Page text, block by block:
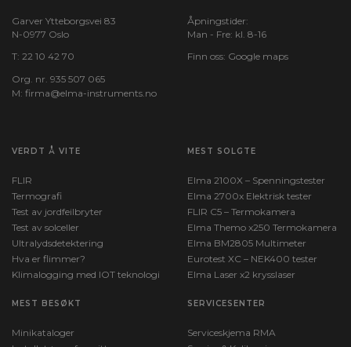
Garver Ytteborgsvei 83
N-0977 Oslo
T: 22 10 42 70
Org. nr. 935 507 065
M: firma@elma-instruments.no​
Åpningstider:
Man - Fre: kl. 8-16
Finn oss: Google maps
VERDT Å VITE
FLIR
Termografi
Test av jordfeilbryter
Test av solceller
Ultralydsdetektering
Hva er flimmer?
Klimalogging med IOT teknologi
MEST SOLGTE
Elma 2100X – Spenningstester
Elma 2700x Elektrisk tester
FLIR C5 – Termokamera
Elma Themo x250 Termokamera
Elma BM2805 Multimeter
Eurotest XC – NEK400 tester
Elma Laser x2 krysslaser
MEST BESØKT
Minikataloger
SERVICESENTER
Serviceskjema RMA